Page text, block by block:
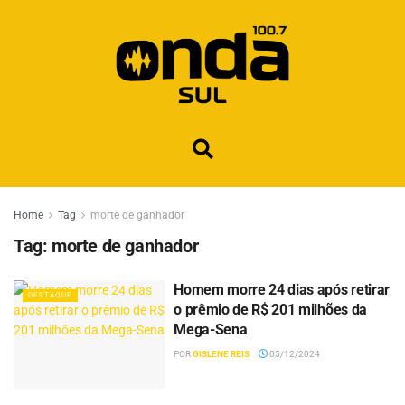
Home Tag morte de ganhador
Tag: morte de ganhador
DESTAQUE
Homem morre 24 dias após retirar
o prêmio de R$ 201 milhões da
Mega-Sena
PORGISLENE REIS 05/12/2024